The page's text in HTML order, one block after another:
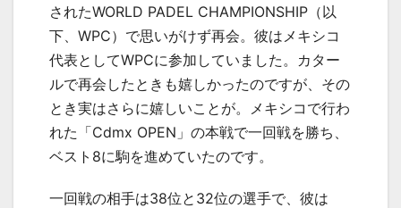
されたWORLD PADEL CHAMPIONSHIP（以
下、WPC）で思いがけず再会。彼はメキシコ
代表としてWPCに参加していました。カター
ルで再会したときも嬉しかったのですが、その
とき実はさらに嬉しいことが。メキシコで行わ
れた「Cdmx OPEN」の本戦で一回戦を勝ち、
ベスト8に駒を進めていたのです。
一回戦の相手は38位と32位の選手で、彼は